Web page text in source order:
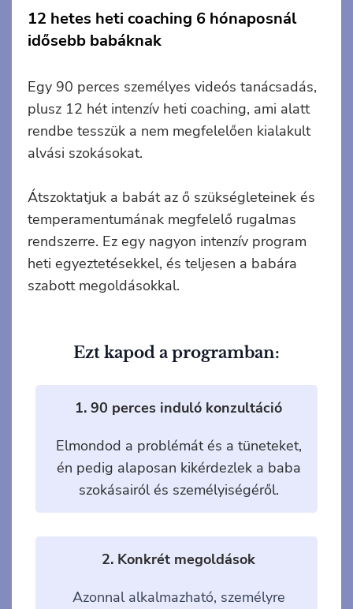
12 hetes heti coaching 6 hónaposnál
idősebb babáknak
Egy 90 perces személyes videós tanácsadás,
plusz 12 hét intenzív heti coaching, ami alatt
rendbe tesszük a nem megfelelően kialakult
alvási szokásokat.
Átszoktatjuk a babát az ő szükségleteinek és
temperamentumának megfelelő rugalmas
rendszerre. Ez egy nagyon intenzív program
heti egyeztetésekkel, és teljesen a babára
szabott megoldásokkal.
Ezt kapod a programban:
1. 90 perces induló konzultáció
Elmondod a problémát és a tüneteket,
én pedig alaposan kikérdezlek a baba
szokásairól és személyiségéről.
2. Konkrét megoldások
Azonnal alkalmazható, személyre